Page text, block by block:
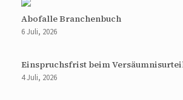
Abofalle Branchenbuch
6 Juli, 2026
Einspruchsfrist beim
4 Juli, 2026